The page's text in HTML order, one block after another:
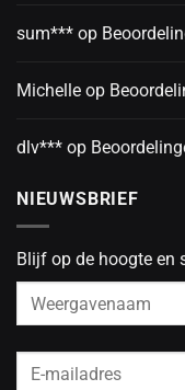
sum*** op
Michelle op
dlv*** op
NIEUWSBRIEF
Blijf op de hoogte en